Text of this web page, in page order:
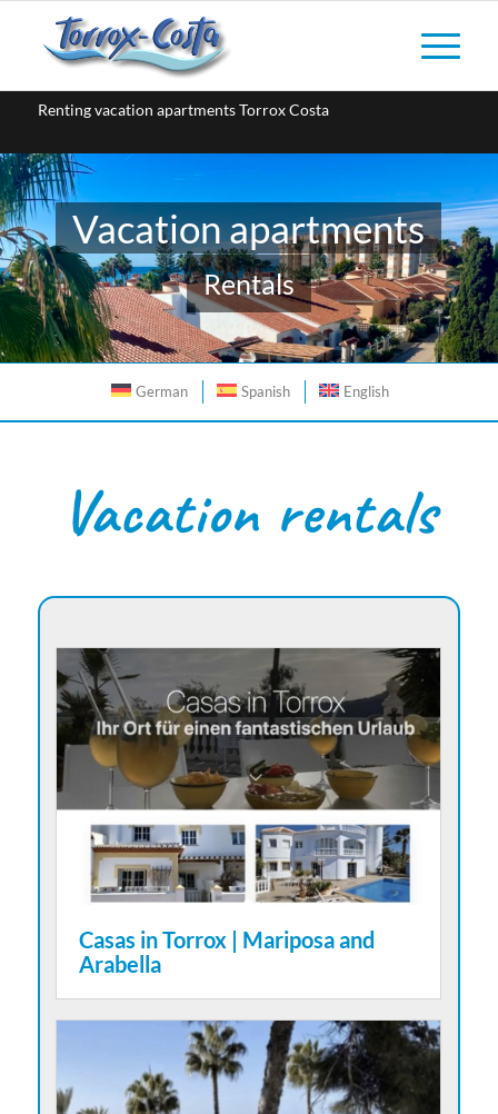
Renting vacation apartments Torrox Costa
Vacation apartments
Rentals
German Spanish English
Vacation rentals
Casas in Torrox | Mariposa and
Arabella